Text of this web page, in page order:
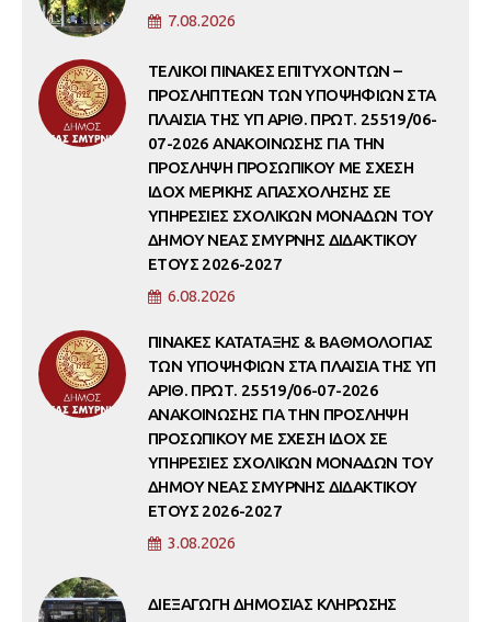
7.08.2026
ΤΕΛΙΚΟΙ ΠΙΝΑΚΕΣ ΕΠΙΤΥΧΟΝΤΩΝ –
ΠΡΟΣΛΗΠΤΕΩΝ ΤΩΝ ΥΠΟΨΗΦΙΩΝ ΣΤΑ
ΠΛΑΙΣΙΑ ΤΗΣ ΥΠ ΑΡΙΘ. ΠΡΩΤ. 25519/06-
07-2026 ΑΝΑΚΟΙΝΩΣΗΣ ΓΙΑ ΤΗΝ
ΠΡΟΣΛΗΨΗ ΠΡΟΣΩΠΙΚΟΥ ΜΕ ΣΧΕΣΗ
ΙΔΟΧ ΜΕΡΙΚΗΣ ΑΠΑΣΧΟΛΗΣΗΣ ΣΕ
ΥΠΗΡΕΣΙΕΣ ΣΧΟΛΙΚΩΝ ΜΟΝΑΔΩΝ ΤΟΥ
ΔΗΜΟΥ ΝΕΑΣ ΣΜΥΡΝΗΣ ΔΙΔΑΚΤΙΚΟΥ
ΕΤΟΥΣ 2026-2027
6.08.2026
ΠΙΝΑΚΕΣ ΚΑΤΑΤΑΞΗΣ & ΒΑΘΜΟΛΟΓΙΑΣ
ΤΩΝ ΥΠΟΨΗΦΙΩΝ ΣΤΑ ΠΛΑΙΣΙΑ ΤΗΣ ΥΠ
ΑΡΙΘ. ΠΡΩΤ. 25519/06-07-2026
ΑΝΑΚΟΙΝΩΣΗΣ ΓΙΑ ΤΗΝ ΠΡΟΣΛΗΨΗ
ΠΡΟΣΩΠΙΚΟΥ ΜΕ ΣΧΕΣΗ ΙΔΟΧ ΣΕ
ΥΠΗΡΕΣΙΕΣ ΣΧΟΛΙΚΩΝ ΜΟΝΑΔΩΝ ΤΟΥ
ΔΗΜΟΥ ΝΕΑΣ ΣΜΥΡΝΗΣ ΔΙΔΑΚΤΙΚΟΥ
ΕΤΟΥΣ 2026-2027
3.08.2026
ΔΙΕΞΑΓΩΓΗ ΔΗΜΟΣΙΑΣ ΚΛΗΡΩΣΗΣ